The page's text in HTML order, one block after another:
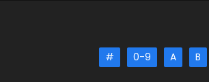
# 0-9 A B